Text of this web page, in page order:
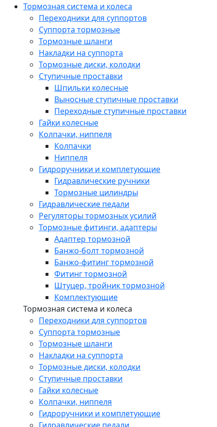
Тормозная система и колеса
Переходники для суппортов
Суппорта тормозные
Тормозные шланги
Накладки на суппорта
Тормозные диски, колодки
Ступичные проставки
Шпильки колесные
Выносные ступичные проставки
Переходные ступичные проставки
Гайки колесные
Колпачки, ниппеля
Колпачки
Ниппеля
Гидроручники и комплетующие
Гидравлические ручники
Тормозные цилиндры
Гидравлические педали
Регуляторы тормозных усилий
Тормозные фитинги, адаптеры
Адаптер тормозной
Банжо-болт тормозной
Банжо-фитинг тормозной
Фитинг тормозной
Штуцер, тройник тормозной
Комплектующие
Тормозная система и колеса
Переходники для суппортов
Суппорта тормозные
Тормозные шланги
Накладки на суппорта
Тормозные диски, колодки
Ступичные проставки
Гайки колесные
Колпачки, ниппеля
Гидроручники и комплетующие